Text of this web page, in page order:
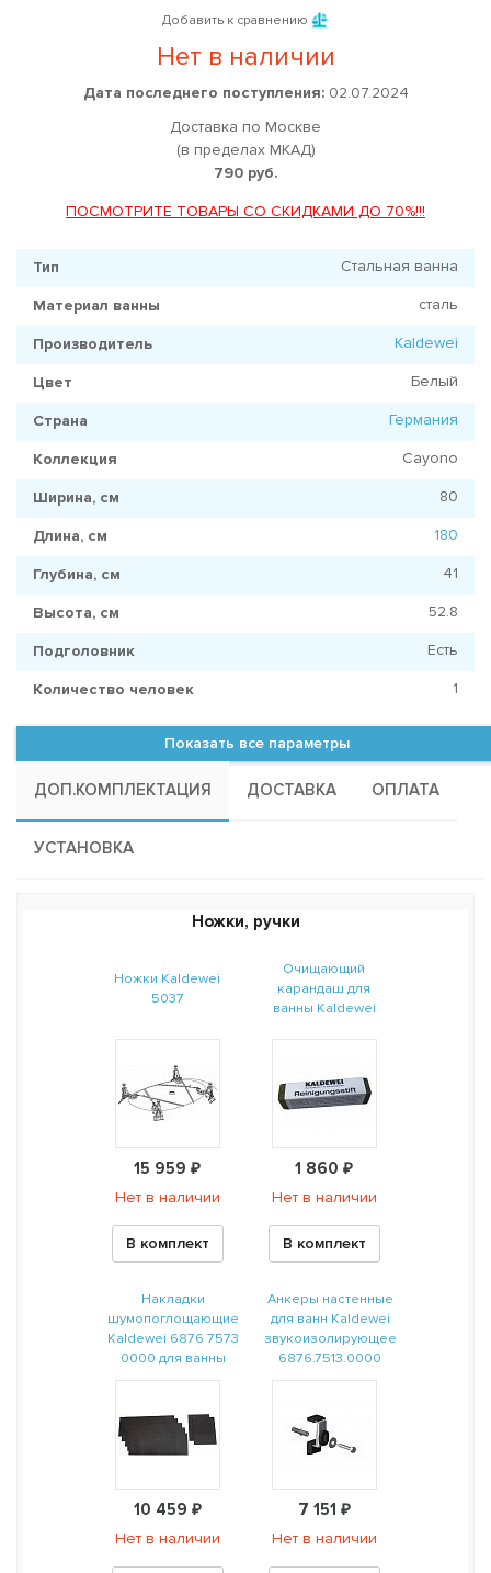
Добавить к сравнению
Нет в наличии
Дата последнего поступления:02.07.2024
Доставка по Москве
(в пределах МКАД)
790 руб.
ПОСМОТРИТЕ ТОВАРЫ СО СКИДКАМИ ДО 70%!!!
Тип Стальная ванна
Материал ванны сталь
Производитель Kaldewei
Цвет Белый
Страна Германия
Коллекция Cayono
Ширина, см 80
Длина, см 180
Глубина, см 41
Высота, см 52.8
Подголовник Есть
Количество человек 1
Показать все параметры
ДОП.КОМПЛЕКТАЦИЯ ДОСТАВКА ОПЛАТА
УСТАНОВКА
Ножки, ручки
Ножки Kaldewei
5037
15 959 ₽
Нет в наличии
В комплект
Очищающий
карандаш для
ванны Kaldewei
1 860 ₽
Нет в наличии
В комплект
Накладки
шумопоглощающие
Kaldewei 6876 7573
0000 для ванны
10 459 ₽
Нет в наличии
Анкеры настенные
для ванн Kaldewei
звукоизолирующее
6876.7513.0000
7 151 ₽
Нет в наличии